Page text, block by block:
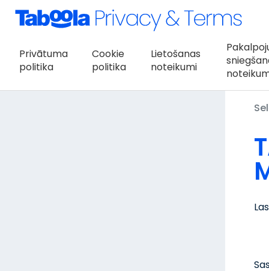
Privātuma
politika
Cookie
politika
Lietošanas
noteikumi